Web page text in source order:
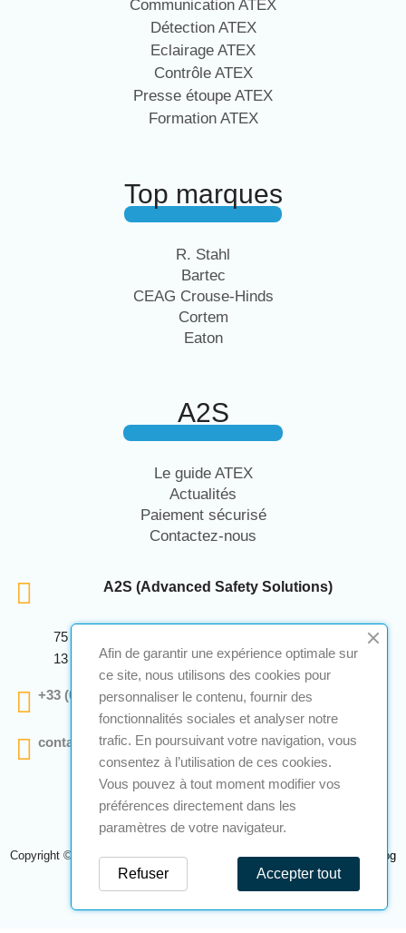
Communication ATEX
Détection ATEX
Eclairage ATEX
Contrôle ATEX
Presse étoupe ATEX
Formation ATEX
Top marques
R. Stahl
Bartec
CEAG Crouse-Hinds
Cortem
Eaton
A2S
Le guide ATEX
Actualités
Paiement sécurisé
Contactez-nous
A2S (Advanced Safety Solutions)
75 Avenue Marcellin Berthelot Anthelios Bâtiment E
13 290 Aix En Provence
+33 (0)4 12 28 00 69
contact@a2s-atex.com
Copyright © 2026 A2S Atex. Tous droits réservés. Une réalisationNavilog
Afin de garantir une expérience optimale sur
ce site, nous utilisons des cookies pour
personnaliser le contenu, fournir des
fonctionnalités sociales et analyser notre
trafic. En poursuivant votre navigation, vous
consentez à l’utilisation de ces cookies.
Vous pouvez à tout moment modifier vos
préférences directement dans les
paramètres de votre navigateur.
Accepter tout
Refuser